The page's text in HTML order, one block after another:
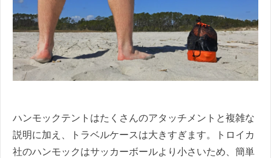
ハンモックテントはたくさんのアタッチメントと複雑な
説明に加え、トラベルケースは大きすぎます。トロイカ
社のハンモックはサッカーボールより小さいため、簡単